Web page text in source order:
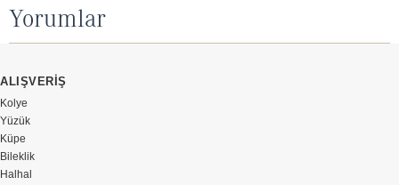
Yorumlar
ALIŞVERİŞ
Kolye
Yüzük
Küpe
Bileklik
Halhal